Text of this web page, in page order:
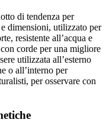
di tendenza per
dimensioni, utilizzato per
resistente all’acqua e
corde per una migliore
utilizzata all’esterno
o all’interno per
per osservare con